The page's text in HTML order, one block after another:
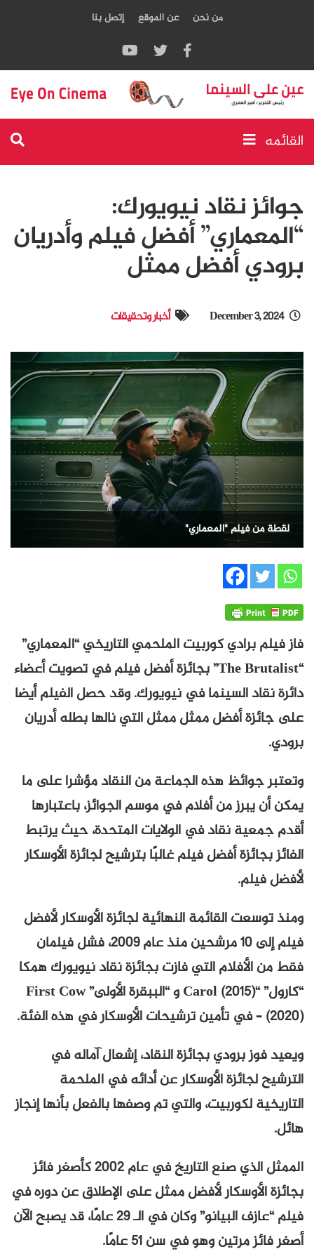
من نحن عن الموقع إتصل بنا
القائمه
جوائز نقاد نيويورك:
“المعماري” أفضل فيلم وأدريان
برودي أفضل ممثل
December 3, 2024 أخبار وتحقيقات
لقطة من فيلم "المعماري"
فاز فيلم برادي كوربيت الملحمي التاريخي “المعماري”
“The Brutalist” بجائزة أفضل فيلم في تصويت أعضاء
دائرة نقاد السينما في نيويورك. وقد حصل الفيلم أيضا
على جائزة أفضل ممثل ممثل التي نالها بطله أدريان
برودي.
وتعتبر جوائظ هذه الجماعة من النقاد مؤشرا على ما
يمكن أن يبرز من أفلام في موسم الجوائز، باعتبارها
أقدم جمعية نقاد في الولايات المتحدة، حيث يرتبط
الفائز بجائزة أفضل فيلم غالبًا بترشيح لجائزة الأوسكار
لأفضل فيلم.
ومنذ توسعت القائمة النهائية لجائزة الأوسكار لأفضل
فيلم إلى 10 مرشحين منذ عام 2009، فشل فيلمان
فقط من الأفلام التي فازت بجائزة نقاد نيويورك همكا
“كارول” “Carol (2015) و “الببقرة الأولى” First Cow
(2020) – في تأمين ترشيحات الأوسكار في هذه الفئة.
ويعيد فوز برودي بجائزة النقاد، إشعال آماله في
الترشيح لجائزة الأوسكار عن أدائه في الملحمة
التاريخية لكوربيت، والتي تم وصفها بالفعل بأنها إنجاز
هائل.
الممثل الذي صنع التاريخ في عام 2002 كأصغر فائز
بجائزة الأوسكار لأفضل ممثل على الإطلاق عن دوره في
فيلم “عازف البيانو” وكان في الـ 29 عامًا، قد يصبح الآن
أصغر فائز مرتين وهو في سن 51 عامًا.